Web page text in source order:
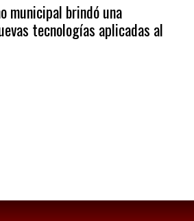
municipal brindó una
tecnologías aplicadas al